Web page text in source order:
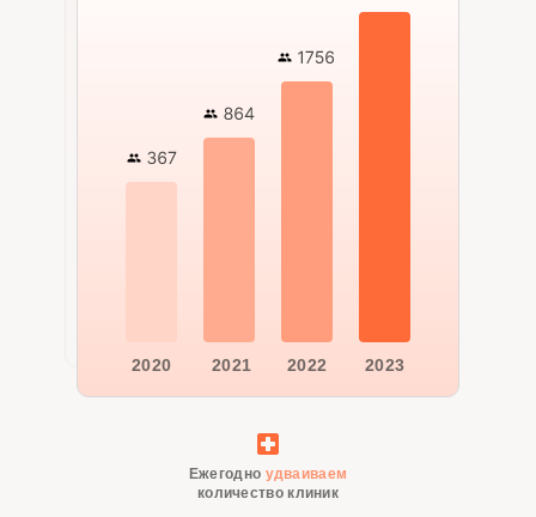
Ежегодно удваиваем
количество клиник
2020 2021 2022 2023